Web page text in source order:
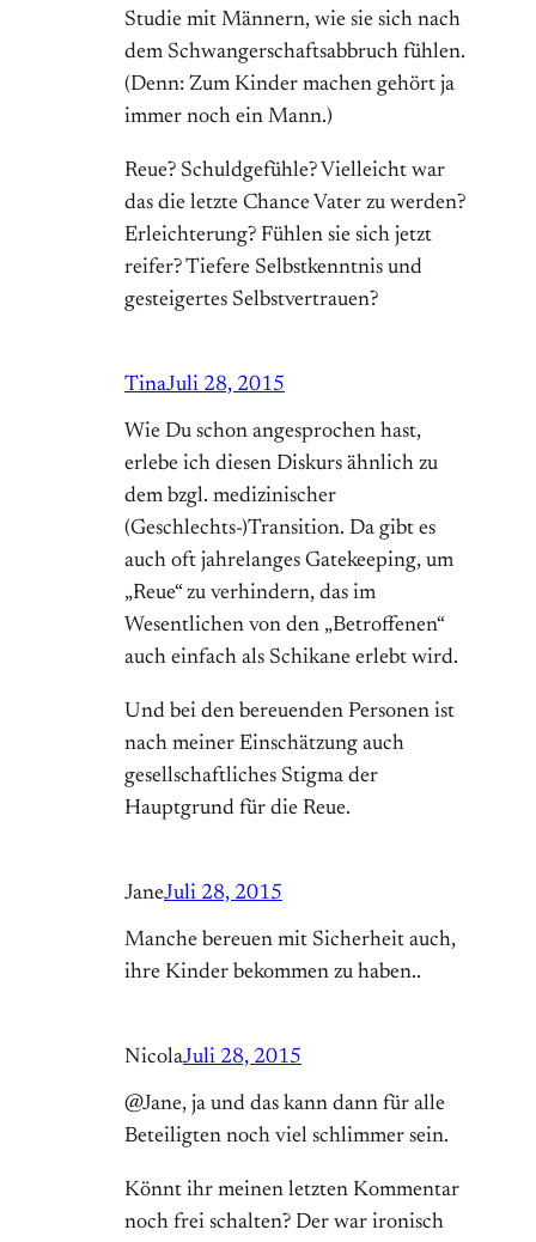
Studie mit Männern, wie sie sich nach
dem Schwangerschaftsabbruch fühlen.
(Denn: Zum Kinder machen gehört ja
immer noch ein Mann.)
Reue? Schuldgefühle? Vielleicht war
das die letzte Chance Vater zu werden?
Erleichterung? Fühlen sie sich jetzt
reifer? Tiefere Selbstkenntnis und
gesteigertes Selbstvertrauen?
TinaJuli 28, 2015
Wie Du schon angesprochen hast,
erlebe ich diesen Diskurs ähnlich zu
dem bzgl. medizinischer
(Geschlechts-)Transition. Da gibt es
auch oft jahrelanges Gatekeeping, um
„Reue“ zu verhindern, das im
Wesentlichen von den „Betroffenen“
auch einfach als Schikane erlebt wird.
Und bei den bereuenden Personen ist
nach meiner Einschätzung auch
gesellschaftliches Stigma der
Hauptgrund für die Reue.
JaneJuli 28, 2015
Manche bereuen mit Sicherheit auch,
ihre Kinder bekommen zu haben..
NicolaJuli 28, 2015
@Jane, ja und das kann dann für alle
Beteiligten noch viel schlimmer sein.
Könnt ihr meinen letzten Kommentar
noch frei schalten? Der war ironisch